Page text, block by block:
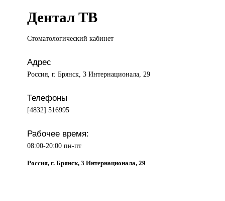
Дентал ТВ
Стоматологический кабинет
Адрес
Россия, г. Брянск, 3 Интернационала, 29
Телефоны
[4832] 516995
Рабочее время:
08:00-20:00 пн-пт
Россия, г. Брянск, 3 Интернационала, 29